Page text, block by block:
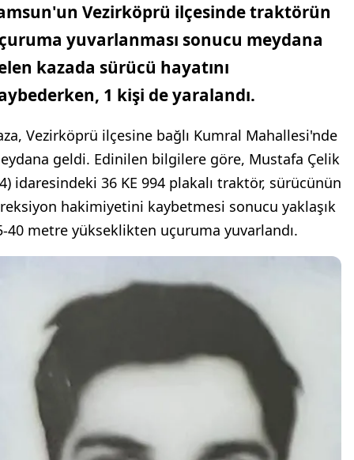
Vezirköprü ilçesinde traktörün
yuvarlanması sonucu meydana
kazada sürücü hayatını
1 kişi de yaralandı.
Vezirköprü ilçesine bağlı Kumral Mahallesi'nde
geldi. Edinilen bilgilere göre, Mustafa Çelik
idaresindeki 36 KE 994 plakalı traktör, sürücünün
hakimiyetini kaybetmesi sonucu yaklaşık
40 metre yükseklikten uçuruma yuvarlandı.